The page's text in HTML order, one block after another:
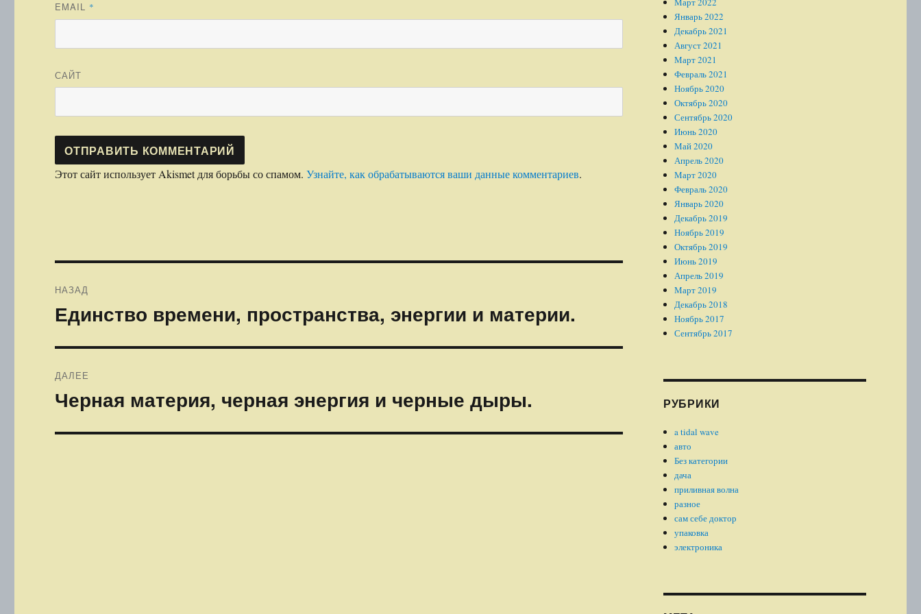
EMAIL *
САЙТ
Этот сайт использует Akismet для борьбы со спамом.Узнайте, как обрабатываются ваши данные комментариев.
по
НАЗАД
Предыдущая
запись:
Единство времени, пространства, энергии и материи.
ДАЛЕЕ
Следующая
запись:
Черная материя, черная энергия и черные дыры.
Январь 2022
Декабрь 2021
Август 2021
Март 2021
Февраль 2021
Ноябрь 2020
Октябрь 2020
Сентябрь 2020
Июнь 2020
Май 2020
Апрель 2020
Март 2020
Февраль 2020
Январь 2020
Декабрь 2019
Ноябрь 2019
Октябрь 2019
Июнь 2019
Апрель 2019
Март 2019
Декабрь 2018
Ноябрь 2017
Сентябрь 2017
РУБРИКИ
a tidal wave
авто
Без категории
дача
приливная волна
разное
сам себе доктор
упаковка
электроника